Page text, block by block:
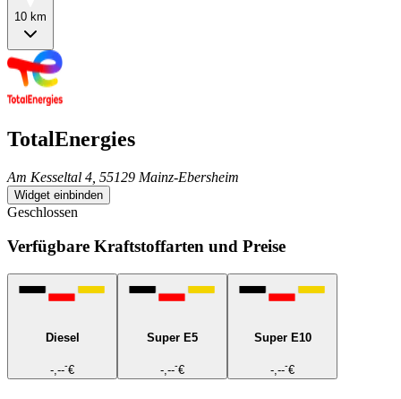
10 km
TotalEnergies
Am Kesseltal 4, 55129 Mainz-Ebersheim
Widget einbinden
Geschlossen
Verfügbare Kraftstoffarten und Preise
Diesel
-,---€
Super E5
-,---€
Super E10
-,---€